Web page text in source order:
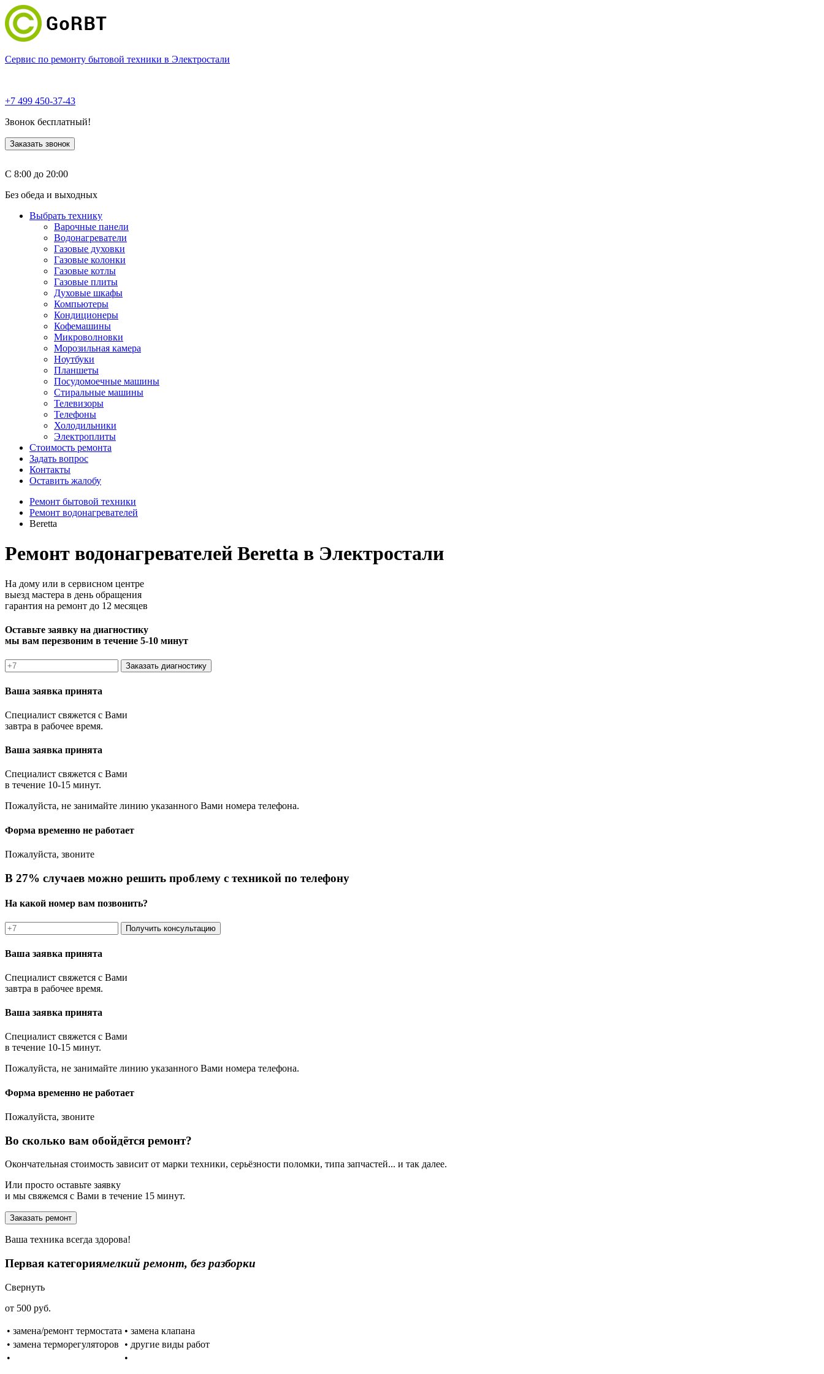
Сервис по ремонту бытовой техники в Электростали
+7 499 450-37-43
Звонок бесплатный!
Заказать звонок
С 8:00 до 20:00
Без обеда и выходных
Выбрать технику
Варочные панели
Водонагреватели
Газовые духовки
Газовые колонки
Газовые котлы
Газовые плиты
Духовые шкафы
Компьютеры
Кондиционеры
Кофемашины
Микроволновки
Морозильная камера
Ноутбуки
Планшеты
Посудомоечные машины
Стиральные машины
Телевизоры
Телефоны
Холодильники
Электроплиты
Стоимость ремонта
Задать вопрос
Контакты
Оставить жалобу
Ремонт бытовой техники
Ремонт водонагревателей
Beretta
Ремонт водонагревателей Beretta в Электростали
На дому или в сервисном центре
выезд мастера в день обращения
гарантия на ремонт до 12 месяцев
Оставьте заявку на диагностику
мы вам перезвоним в течение 5-10 минут
Заказать диагностику
Ваша заявка принята
Специалист свяжется с Вами
завтра в рабочее время.
Ваша заявка принята
Специалист свяжется с Вами
в течение 10-15 минут.
Пожалуйста, не занимайте линию указанного Вами номера телефона.
Форма временно не работает
Пожалуйста, звоните
В 27% случаев можно решить проблему с техникой по телефону
На какой номер вам позвонить?
Получить консультацию
Ваша заявка принята
Специалист свяжется с Вами
завтра в рабочее время.
Ваша заявка принята
Специалист свяжется с Вами
в течение 10-15 минут.
Пожалуйста, не занимайте линию указанного Вами номера телефона.
Форма временно не работает
Пожалуйста, звоните
Во сколько вам обойдётся ремонт?
Окончательная стоимость зависит от марки техники, серьёзности поломки, типа запчастей... и так далее.
Или просто оставьте заявку
и мы свяжемся с Вами в течение 15 минут.
Заказать ремонт
Ваша техника всегда здорова!
Первая категориямелкий ремонт, без разборки
Свернуть
от 500 руб.
• замена/ремонт термостата • замена клапана
• замена терморегуляторов
• другие виды работ
•
•